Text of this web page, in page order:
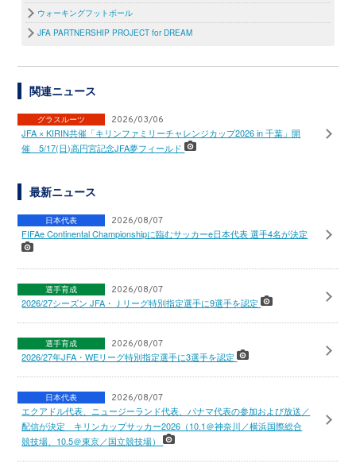
ウォーキングフットボール
JFA PARTNERSHIP PROJECT for DREAM
関連ニュース
グラスルーツ 2026/03/06
JFA × KIRIN共催「キリンファミリーチャレンジカップ2026 in 千葉」開
催 5/17(日)高円宮記念JFA夢フィールド
最新ニュース
日本代表 2026/08/07
FIFAe Continental Championshipに臨むサッカーe日本代表 選手4名が決定
選手育成 2026/08/07
2026/27シーズン JFA・Ｊリーグ特別指定選手に9選手を認定
選手育成 2026/08/07
2026/27年JFA・WEリーグ特別指定選手に3選手を認定
日本代表 2026/08/07
エクアドル代表、ニュージーランド代表、パナマ代表の参加および放送／
配信が決定 キリンカップサッカー2026（10.1＠神奈川／横浜国際総合
競技場、10.5＠東京／国立競技場）